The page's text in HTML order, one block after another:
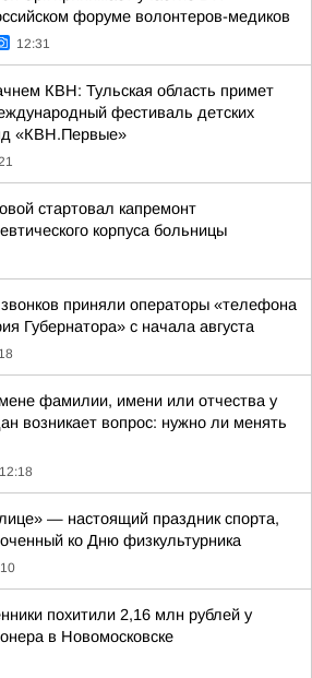
форуме волонтеров-медиков
12:31
КВН: Тульская область примет
фестиваль детских
«КВН.Первые»
стартовал капремонт
корпуса больницы
приняли операторы «телефона
Губернатора» с начала августа
фамилии, имени или отчества у
возникает вопрос: нужно ли менять
12:18
— настоящий праздник спорта,
ко Дню физкультурника
похитили 2,16 млн рублей у
в Новомосковске